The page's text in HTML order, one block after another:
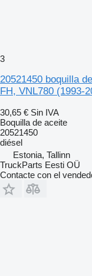
3
20521450 boquilla
FH, VNL780 (1993-
30,65 € Sin IVA
Boquilla de aceite
20521450
diésel
Estonia, Tallinn
TruckParts Eesti OÜ
Contacte con el